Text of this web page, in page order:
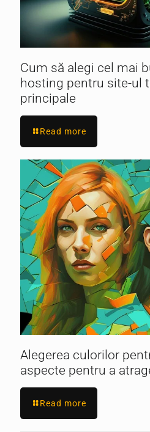
Cum să alegi cel mai
hosting pentru site-ul
principale
Read more
Alegerea culorilor
aspecte pentru a
Read more